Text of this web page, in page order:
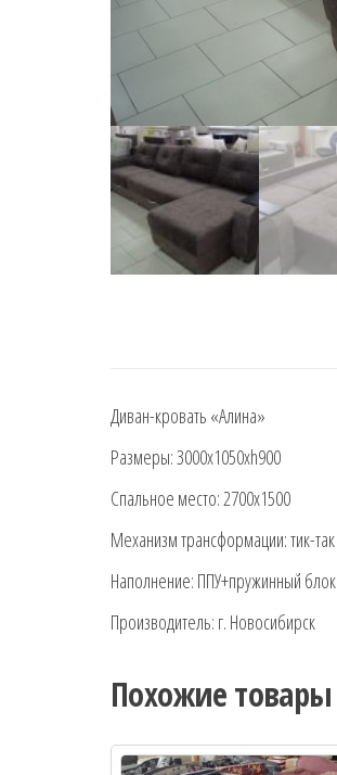
Диван-кровать «Алина»
Размеры: 3000х1050хh900
Спальное место: 2700х1500
Механизм трансформации: тик-так
Наполнение: ППУ+пружинный блок
Производитель: г. Новосибирск
Похожие товары